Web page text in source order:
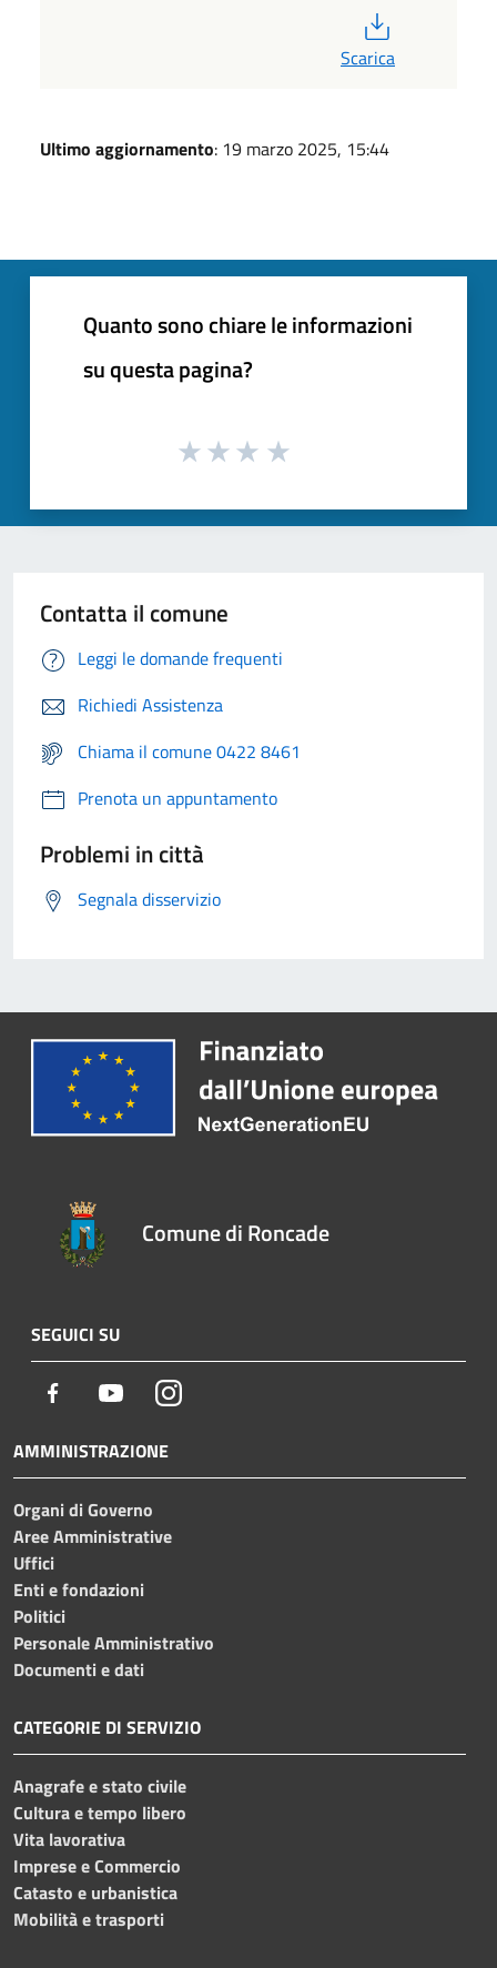
Scarica
Ultimo aggiornamento: 19 marzo 2025, 15:44
Quanto sono chiare le informazioni
su questa pagina?
Contatta il comune
Leggi le domande frequenti
Richiedi Assistenza
Chiama il comune 0422 8461
Prenota un appuntamento
Problemi in città
Segnala disservizio
Comune di Roncade
SEGUICI SU
Facebook YoutubeInstagram
AMMINISTRAZIONE
Organi di Governo
Aree Amministrative
Uffici
Enti e fondazioni
Politici
Personale Amministrativo
Documenti e dati
CATEGORIE DI SERVIZIO
Anagrafe e stato civile
Cultura e tempo libero
Vita lavorativa
Imprese e Commercio
Catasto e urbanistica
Mobilità e trasporti